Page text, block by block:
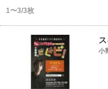
1〜3/3枚
小